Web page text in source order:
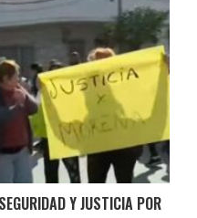
Y JUSTICIA POR